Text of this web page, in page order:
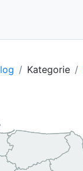
Kategorie